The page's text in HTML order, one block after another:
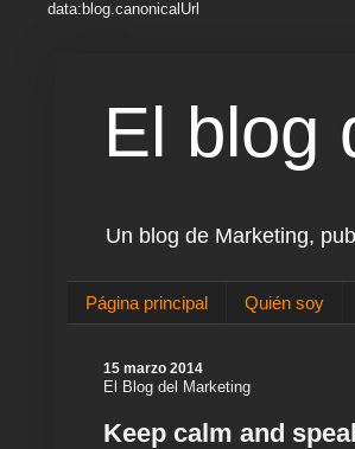
data:blog.canonicalUrl
El blog
Un blog de Marketing,
Página principal Quién soy
15 marzo 2014
El Blog del Marketing
Keep calm and